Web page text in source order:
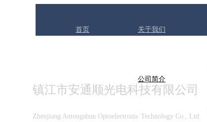
镇江市安通顺光电科技有限公司
Zhenjiang Antongshun Optoelectronic Technology Co., Ltd
首页 关于我们
公司简介